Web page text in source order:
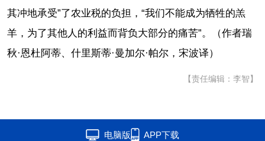
其冲地承受”了农业税的负担，“我们不能成为牺牲的羔
羊，为了其他人的利益而背负大部分的痛苦”。（作者瑞
秋·恩杜阿蒂、什里斯蒂·曼加尔·帕尔，宋波译）
【责任编辑：李智】
电脑版 APP下载